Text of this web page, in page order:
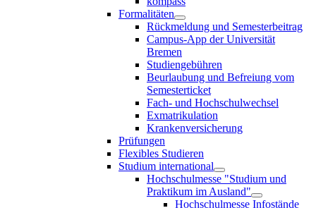
Formalitäten
Rückmeldung und Semesterbeitrag
Campus-App der Universität
Bremen
Studiengebühren
Beurlaubung und Befreiung vom
Semesterticket
Fach- und Hochschulwechsel
Exmatrikulation
Krankenversicherung
Prüfungen
Flexibles Studieren
Studium international
Hochschulmesse "Studium und
Praktikum im Ausland"
Hochschulmesse Infostände